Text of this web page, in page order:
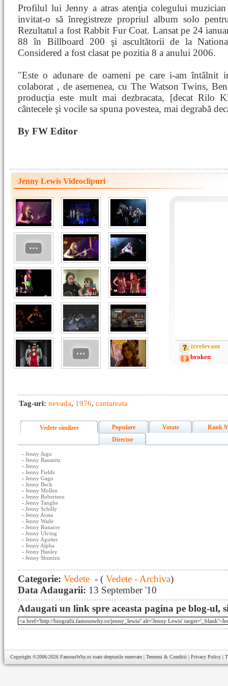
Profilul lui Jenny a atras atenţia colegului
invitat-o să înregistreze propriul album solo
Rezultatul a fost Rabbit Fur Coat. Lansat pe 24
88 în Billboard 200 şi ascultătorii de la
Considered a fost clasat pe pozitia 8 a anului 2006.
"Este o adunare de oameni pe care i-am întâlnit
colaborat , de asemenea, cu The Watson Twins,
producţia este mult mai dezbracata, [decat Rilo
cântecele şi vocile sa spuna povestea, mai degrabă
By FW Editor
Jenny Lewis Videoclipuri
irrelevant
broken
Tag-uri: nevada, 1976, cantareata
Vedete similare Populare Votate
Rank
Director
- Jenny Jugo
- Jenny Rausnitz
- Jenny
- Jenny Fields
- Jenny Gago
- Jenny Beck
- Jenny Mollen
- Jenny Robertson
- Jenny Tanghe
- Jenny Schilly
- Jenny Arata
- Jenny Wade
- Jenny Runacre
- Jenny Ulving
- Jenny Agutter
- Jenny Alpha
- Jenny Hanley
- Jenny Shimizu
Categorie: Vedete - ( Vedete - Archiva)
Data Adaugarii: 13 September '10
Adaugati un link spre aceasta pagina pe blog-ul,
Copyright ©2006-2026 FamousWhy.ro toate drepturile rezervate | Termeni & Conditii | Privacy Policy |